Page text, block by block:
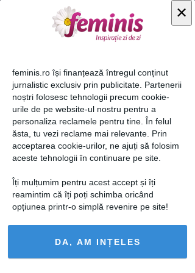
×
feminis.ro își finanțează întregul conținut
jurnalistic exclusiv prin publicitate. Partenerii
noștri folosesc tehnologii precum cookie-
urile de pe website-ul nostru pentru a
personaliza reclamele pentru tine. În felul
ăsta, tu vezi reclame mai relevante. Prin
acceptarea cookie-urilor, ne ajuți să folosim
aceste tehnologii în continuare pe site.
Îți mulțumim pentru acest accept și îți
reamintim că îți poți schimba oricând
opțiunea printr-o simplă revenire pe site!
DA, AM INȚELES
"